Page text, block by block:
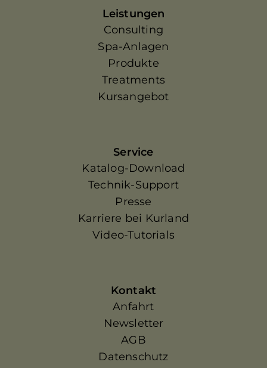
Leistungen
Consulting
Spa-Anlagen
Produkte
Treatments
Kursangebot
Service
Katalog-Download
Technik-Support
Presse
Karriere bei Kurland
Video-Tutorials
Kontakt
Anfahrt
Newsletter
AGB
Datenschutz